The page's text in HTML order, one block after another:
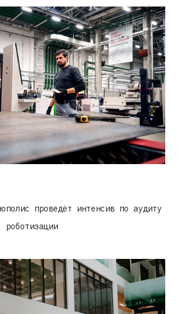
проведёт интенсив по аудиту
роботизации